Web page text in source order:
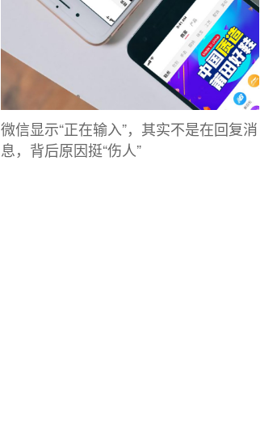
微信显示“正在输入”，其实不是在回复消
息，背后原因挺“伤人”